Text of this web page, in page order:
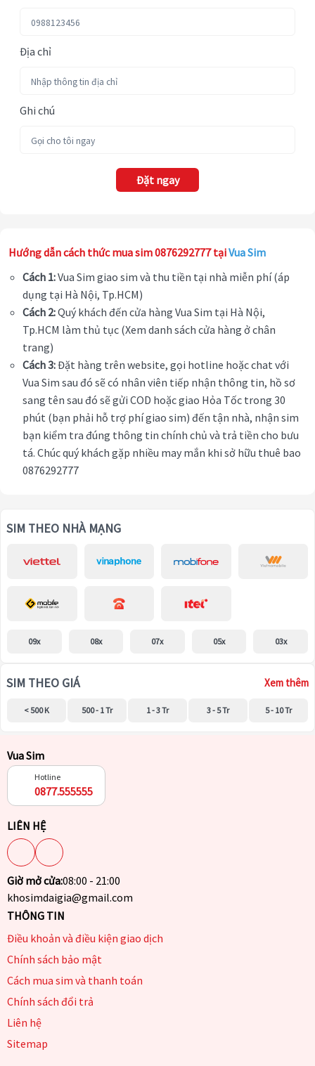
Địa chỉ
Ghi chú
Đặt ngay
Hướng dẫn cách thức mua sim 0876292777 tạiVua Sim
Cách 1:Vua Sim giao sim và thu tiền tại nhà miễn phí (áp
dụng tại Hà Nội, Tp.HCM)
Cách 2:Quý khách đến cửa hàng Vua Sim tại Hà Nội,
Tp.HCM làm thủ tục (Xem danh sách cửa hàng ở chân
trang)
Cách 3:Đặt hàng trên website, gọi hotline hoặc chat với
Vua Sim sau đó sẽ có nhân viên tiếp nhận thông tin, hồ sơ
sang tên sau đó sẽ gửi COD hoặc giao Hỏa Tốc trong 30
phút (bạn phải hỗ trợ phí giao sim) đến tận nhà, nhận sim
bạn kiểm tra đúng thông tin chính chủ và trả tiền cho bưu
tá. Chúc quý khách gặp nhiều may mắn khi sở hữu thuê bao
0876292777
SIM THEO NHÀ MẠNG
09x 08x 07x 05x 03x
SIM THEO GIÁ Xem thêm
< 500 K 500 - 1 Tr 1 - 3 Tr 3 - 5 Tr 5 - 10 Tr
Vua Sim
Hotline
0877.555555
LIÊN HỆ
Giờ mở cửa:08:00 - 21:00
khosimdaigia@gmail.com
THÔNG TIN
Điều khoản và điều kiện giao dịch
Chính sách bảo mật
Cách mua sim và thanh toán
Chính sách đổi trả
Liên hệ
Sitemap